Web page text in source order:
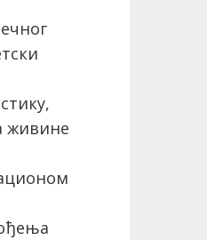
живине